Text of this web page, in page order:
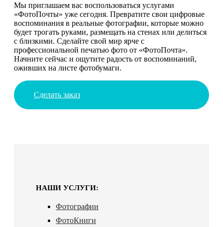
Мы приглашаем вас воспользоваться услугами
«ФотоПочты» уже сегодня. Превратите свои цифровые
воспоминания в реальные фотографии, которые можно
будет трогать руками, размещать на стенах или делиться
с близкими. Сделайте свой мир ярче с
профессиональной печатью фото от «ФотоПочта».
Начните сейчас и ощутите радость от воспоминаний,
оживших на листе фотобумаги.
Сделать заказ
НАШИ УСЛУГИ:
Фотографии
ФотоКниги